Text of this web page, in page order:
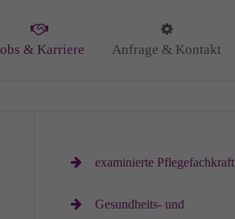
& Karriere Anfrage & Kontakt
examinierte Pflegefachkraft
Gesundheits- und